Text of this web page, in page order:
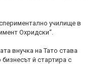
училище в
Охридски“.
внучка на Тато става
й стартира с